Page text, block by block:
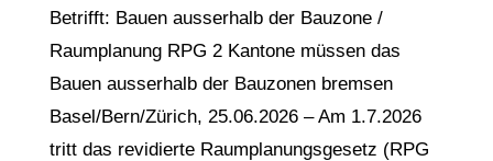
Betrifft: Bauen ausserhalb der Bauzone /
Raumplanung RPG 2 Kantone müssen das
Bauen ausserhalb der Bauzonen bremsen
Basel/Bern/Zürich, 25.06.2026 – Am 1.7.2026
tritt das revidierte Raumplanungsgesetz (RPG